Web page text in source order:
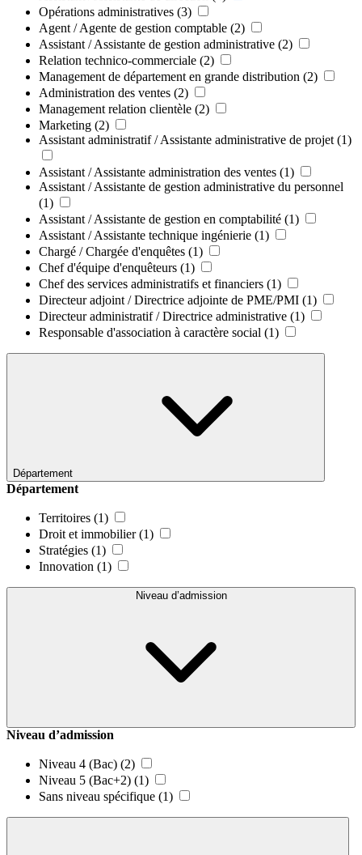
Opérations administratives (3)
Agent / Agente de gestion comptable (2)
Assistant / Assistante de gestion administrative (2)
Relation technico-commerciale (2)
Management de département en grande distribution (2)
Administration des ventes (2)
Management relation clientèle (2)
Marketing (2)
Assistant administratif / Assistante administrative de projet (1)
Assistant / Assistante administration des ventes (1)
Assistant / Assistante de gestion administrative du personnel
(1)
Assistant / Assistante de gestion en comptabilité (1)
Assistant / Assistante technique ingénierie (1)
Chargé / Chargée d'enquêtes (1)
Chef d'équipe d'enquêteurs (1)
Chef des services administratifs et financiers (1)
Directeur adjoint / Directrice adjointe de PME/PMI (1)
Directeur administratif / Directrice administrative (1)
Responsable d'association à caractère social (1)
Département
Département
Territoires (1)
Droit et immobilier (1)
Stratégies (1)
Innovation (1)
Niveau d’admission
Niveau d’admission
Niveau 4 (Bac) (2)
Niveau 5 (Bac+2) (1)
Sans niveau spécifique (1)